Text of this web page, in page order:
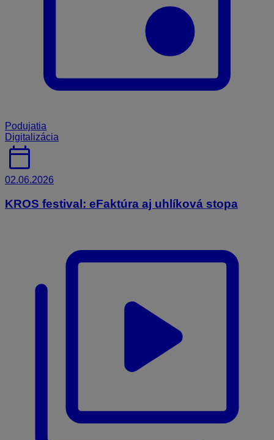
Podujatia
Digitalizácia
calendar_today
02.06.2026
KROS festival: eFaktúra aj uhlíková stopa